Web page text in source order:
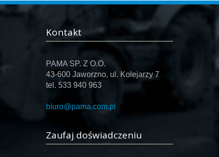
Kontakt
PAMA SP. Z O.O.
43-600 Jaworzno, ul. Kolejarzy 7
tel. 533 940 963
biuro@pama.com.pl
Zaufaj doświadczeniu